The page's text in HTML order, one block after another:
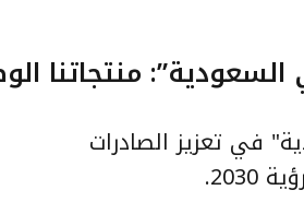
منتجاتنا
في تعزيز الصادرات